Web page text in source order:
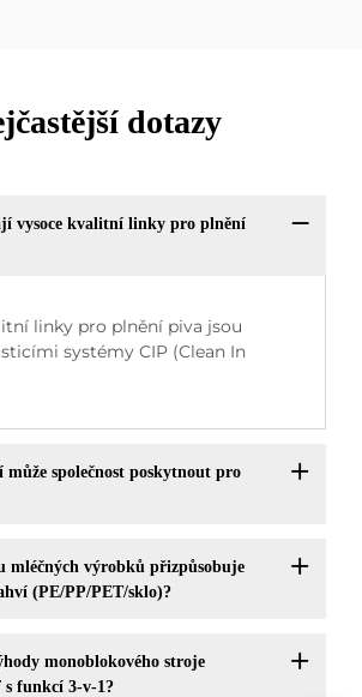
dotazy
vysoce kvalitní linky pro plnění
linky pro plnění piva jsou
systémy CIP (Clean In
společnost poskytnout pro
mléčných výrobků přizpůsobuje
(PE/PP/PET/sklo)?
monoblokového stroje
funkcí 3-v-1?